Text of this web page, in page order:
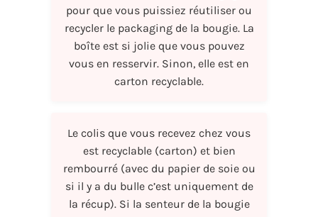
pour que vous puissiez réutiliser ou
recycler le packaging de la bougie. La
boîte est si jolie que vous pouvez
vous en resservir. Sinon, elle est en
carton recyclable.
Le colis que vous recevez chez vous
est recyclable (carton) et bien
rembourré (avec du papier de soie ou
si il y a du bulle c’est uniquement de
la récup). Si la senteur de la bougie